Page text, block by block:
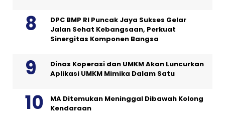
DPC BMP RI Puncak Jaya Sukses Gelar
Jalan Sehat Kebangsaan, Perkuat
Sinergitas Komponen Bangsa
Dinas Koperasi dan UMKM Akan Luncurkan
Aplikasi UMKM Mimika Dalam Satu
MA Ditemukan Meninggal Dibawah Kolong
Kendaraan